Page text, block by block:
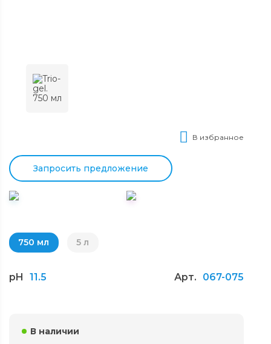
Запросить предложение
750 мл 5 л
pH 11.5 Арт. 067-075
В наличии
В избранное